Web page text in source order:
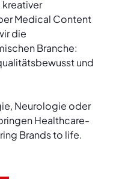
kreativer
Medical Content
die
Branche:
und
Neurologie oder
Healthcare-
Brands to life.